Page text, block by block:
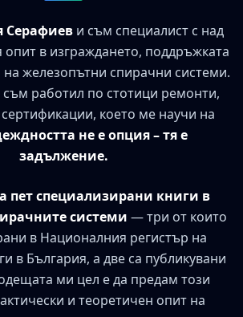
Серафиев и съм специалист с над
опит в изграждането, поддръжката
на железопътни спирачни системи.
съм работил по стотици ремонти,
което ме научи на
не е опция – тя е
задължение.
пет специализирани книги в
системи — три от които
в Националния регистър на
в България, а две са публикувани
ми цел е да предам този
и теоретичен опит на